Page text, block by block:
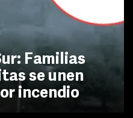
Familias
se unen
incendio